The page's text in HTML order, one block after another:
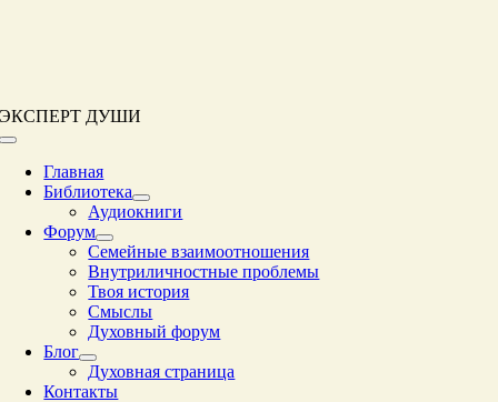
ЭКСПЕРТ ДУШИ
Переключение
навигацииГлавная
Библиотека
Аудиокниги
Форум
Семейные взаимоотношения
Внутриличностные проблемы
Твоя история
Смыслы
Духовный форум
Блог
Духовная страница
Контакты